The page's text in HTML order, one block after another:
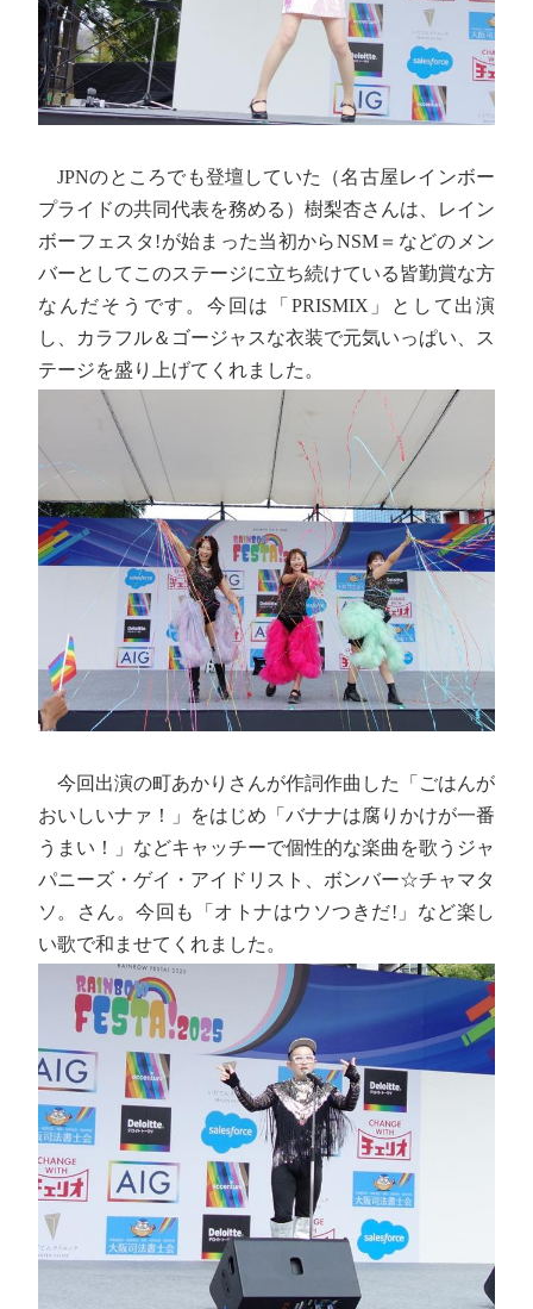
JPNのところでも登壇していた（名古屋レインボー
プライドの共同代表を務める）樹梨杏さんは、レイン
ボーフェスタ!が始まった当初からNSM＝などのメン
バーとしてこのステージに立ち続けている皆勤賞な方
なんだそうです。今回は「PRISMIX」として出演
し、カラフル＆ゴージャスな衣装で元気いっぱい、ス
テージを盛り上げてくれました。
今回出演の町あかりさんが作詞作曲した「ごはんが
おいしいナァ！」をはじめ「バナナは腐りかけが一番
うまい！」などキャッチーで個性的な楽曲を歌うジャ
パニーズ・ゲイ・アイドリスト、ボンバー☆チャマタ
ソ。さん。今回も「オトナはウソつきだ!」など楽し
い歌で和ませてくれました。